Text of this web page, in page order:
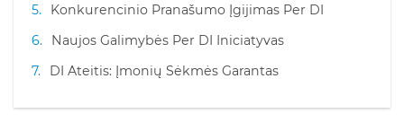
Konkurencinio Pranašumo Įgijimas Per DI
Naujos Galimybės Per DI Iniciatyvas
DI Ateitis: Įmonių Sėkmės Garantas